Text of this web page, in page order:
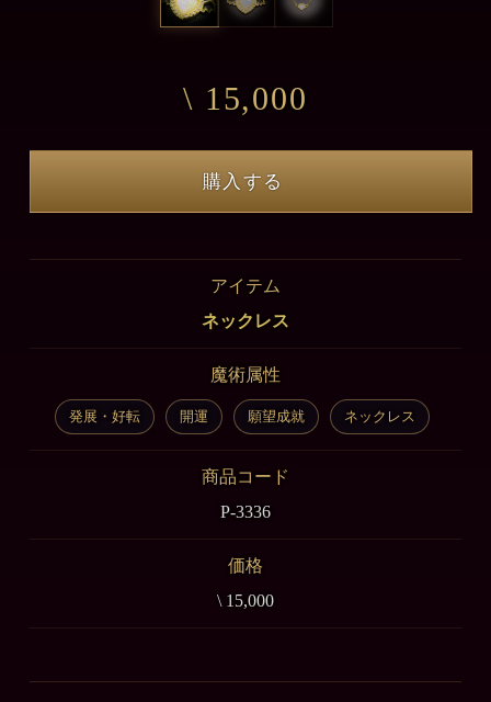
\ 15,000
購入する
アイテム
ネックレス
魔術属性
発展・好転 開運 願望成就 ネックレス
商品コード
P-3336
価格
\ 15,000